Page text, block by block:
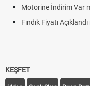
Motorine İndirim Var
Fındık Fiyatı
KEŞFET